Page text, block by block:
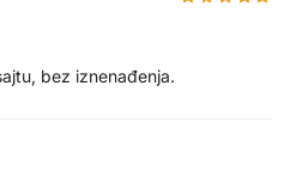
bez iznenađenja.